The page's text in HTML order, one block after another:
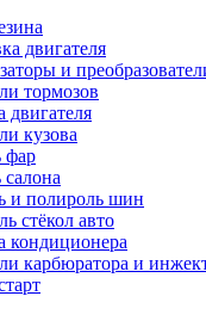
двигателя
и
тормозов
кузова
фар
и полироль шин
стёкол авто
кондиционера
карбюратора и